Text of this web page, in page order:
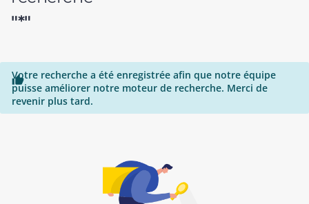
"*"

Votre recherche a été enregistrée afin que notre équipe
puisse améliorer notre moteur de recherche. Merci de
revenir plus tard.